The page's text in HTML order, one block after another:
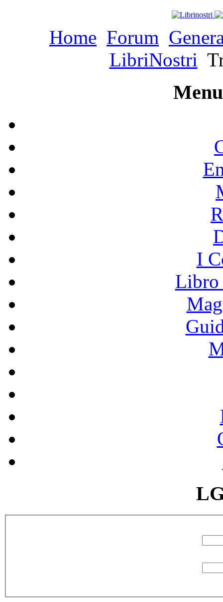
Home Forum
LibriNostri
I
Libro